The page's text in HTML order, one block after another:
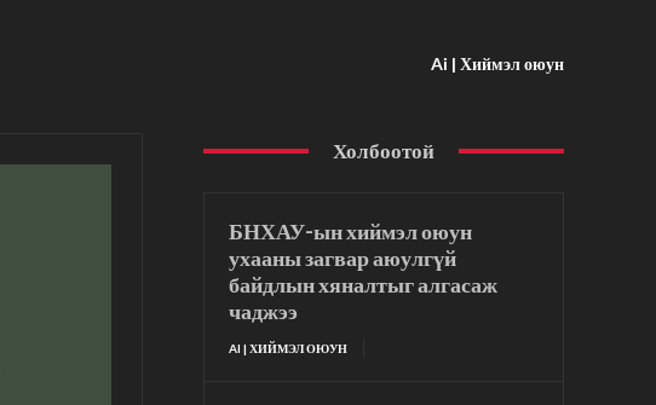
Ai | Хиймэл оюун
Холбоотой
БНХАУ-ын хиймэл оюун
ухааны загвар аюулгүй
байдлын хяналтыг алгасаж
чаджээ
AI | ХИЙМЭЛ ОЮУН